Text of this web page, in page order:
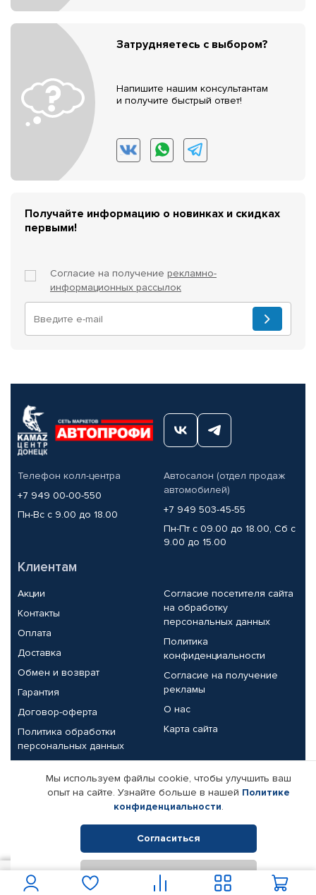
Затрудняетесь с выбором?
Напишите нашим консультантам
и получите быстрый ответ!
Получайте информацию о новинках и скидках
первыми!
Согласие на получение рекламно-
информационных рассылок
Телефон колл-центра
+7 949 00-00-550
Пн-Вс с 9.00 до 18.00
Автосалон (отдел продаж
автомобилей)
+7 949 503-45-55
Пн-Пт с 09.00 до 18.00, Сб с
9.00 до 15.00
Клиентам
Акции
Контакты
Оплата
Доставка
Обмен и возврат
Гарантия
Договор-оферта
Политика обработки
персональных данных
Согласие посетителя сайта
на обработку
персональных данных
Политика
конфиденциальности
Согласие на получение
рекламы
О нас
Карта сайта
Партнерам
Корпоративным клиентам
Поставщикам
Реквизиты компании
© КАМАЗ ЦЕНТР ДОНЕЦК, 2015-2026. Все права защищены.
Интернет-магазин автомобильных товаров Автопрофи.
Мы используем файлы cookie, чтобы улучшить ваш
опыт на сайте. Узнайте больше в нашей Политике
конфиденциальности.
Согласиться
Отклонить
В корзину